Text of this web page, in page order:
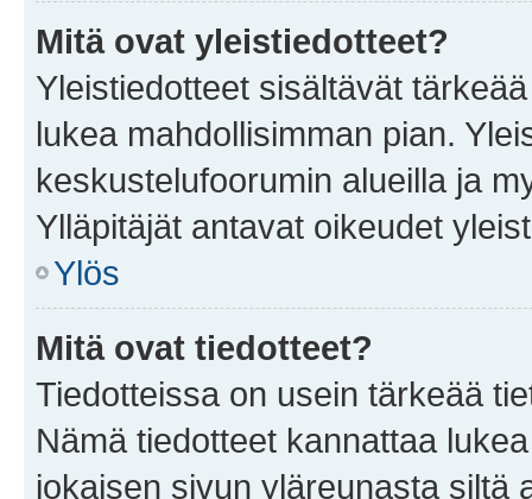
Mitä ovat yleistiedotteet?
Yleistiedotteet sisältävät
lukea mahdollisimman pian.
keskustelufoorumin alueilla ja
Ylläpitäjät antavat oikeudet
Ylös
Mitä ovat tiedotteet?
Tiedotteissa on usein tärkeää
Nämä tiedotteet kannattaa
jokaisen sivun yläreunasta siltä